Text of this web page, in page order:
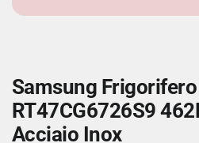
Samsung
RT47CG6726S9
Acciaio Inox